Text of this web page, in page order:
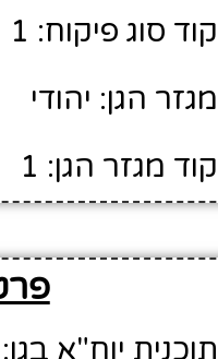
קוד סוג פיקוח: 1
מגזר הגן: יהודי
קוד מגזר הגן: 1
תוכנית יוח"א